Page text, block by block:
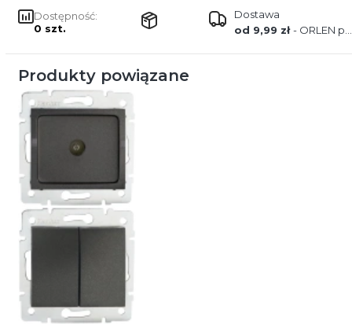
Dostępność:
0 szt.
Dostawa
od 9,99 zł- ORLEN paczka
Produkty powiązane